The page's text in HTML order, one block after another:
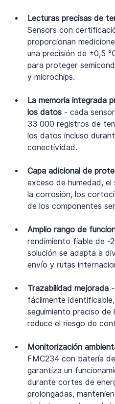
Lecturas precisas de
Sensors con
proporcionan
una precisión de ±0,5
para proteger
y microchips.
La memoria integrada
los datos - cada
33 000 registros de
los datos incluso
conectividad.
Capa adicional de
exceso de humedad,
la corrosión, los
de los componentes
Amplio rango de
rendimiento fiable de -
solución se adapta a
envío y rutas
Trazabilidad mejorada
fácilmente
seguimiento preciso
reduce el riesgo de
Monitorización
FMC234 con batería
garantiza un
durante cortes de
prolongadas,